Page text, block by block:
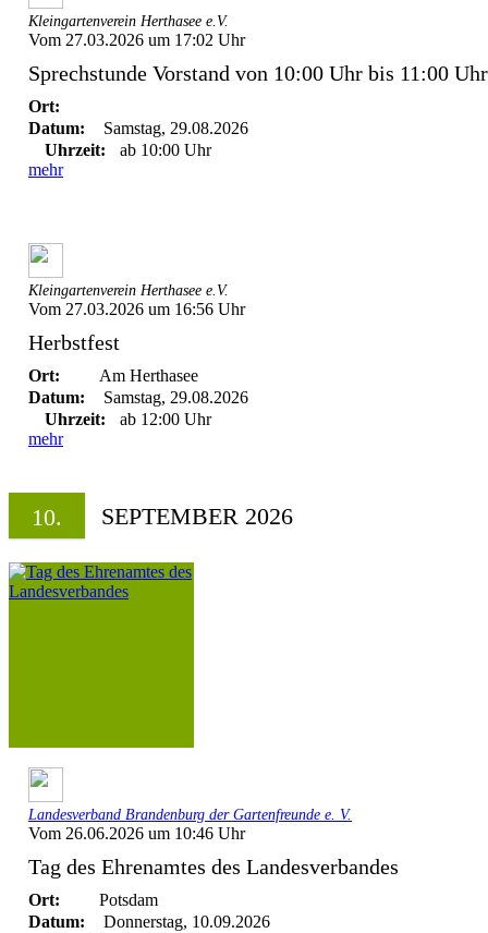
Kleingartenverein Herthasee e.V.
Vom 27.03.2026 um 17:02 Uhr
Sprechstunde Vorstand von 10:00 Uhr bis 11:00 Uhr
Ort:
Datum:
Samstag, 29.08.2026
Uhrzeit:
ab 10:00 Uhr
mehr
Kleingartenverein Herthasee e.V.
Vom 27.03.2026 um 16:56 Uhr
Herbstfest
Ort:
Am Herthasee
Datum:
Samstag, 29.08.2026
Uhrzeit:
ab 12:00 Uhr
mehr
10. SEPTEMBER 2026
Landesverband Brandenburg der Gartenfreunde e. V.
Vom 26.06.2026 um 10:46 Uhr
Tag des Ehrenamtes des Landesverbandes
Ort:
Potsdam
Datum:
Donnerstag, 10.09.2026